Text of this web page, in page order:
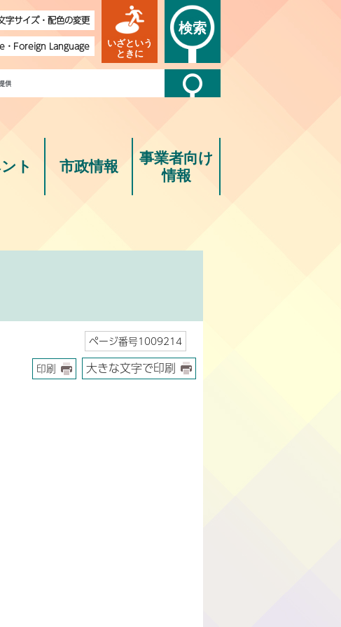
字サイズ・配色の変更
・ Foreign Language
いざという
ときに
検索
ト 市政情報
事業者向け
情報
ページ番号1009214
印刷
大きな文字で印刷